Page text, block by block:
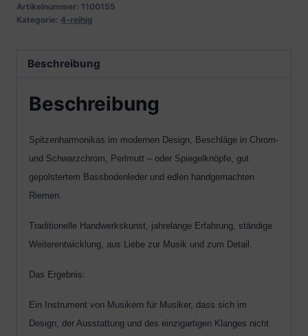
Artikelnummer: 1100155
Kategorie: 4-reihig
Beschreibung
Beschreibung
Spitzenharmonikas im modernen Design, Beschläge in Chrom-
und Schwarzchrom, Perlmutt – oder Spiegelknöpfe, gut
gepolstertem Bassbodenleder und edlen handgemachten
Riemen.
Traditionelle Handwerkskunst, jahrelange Erfahrung, ständige
Weiterentwicklung, aus Liebe zur Musik und zum Detail.
Das Ergebnis:
Ein Instrument von Musikern für Musiker, dass sich im
Design, der Ausstattung und des einzigartigen Klanges nicht